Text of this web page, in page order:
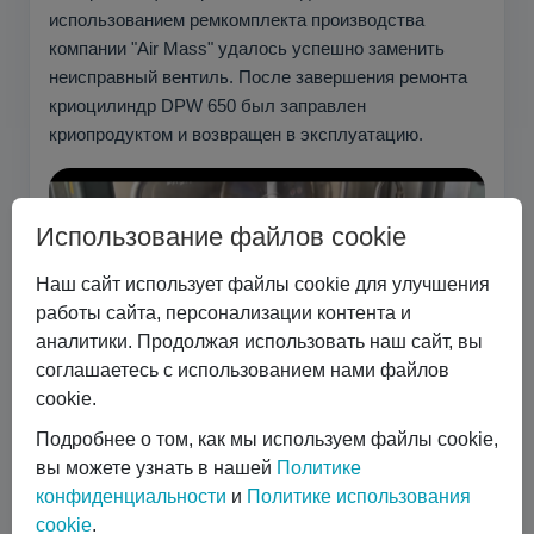
использованием ремкомплекта производства
компании "Air Mass" удалось успешно заменить
неисправный вентиль. После завершения ремонта
криоцилиндр DPW 650 был заправлен
криопродуктом и возвращен в эксплуатацию.
Заключение
Использование файлов cookie
Наш сайт использует файлы cookie для улучшения
работы сайта, персонализации контента и
аналитики. Продолжая использовать наш сайт, вы
соглашаетесь с использованием нами файлов
cookie.
Подробнее о том, как мы используем файлы cookie,
вы можете узнать в нашей Политике
конфиденциальности и Политике использования
cookie.